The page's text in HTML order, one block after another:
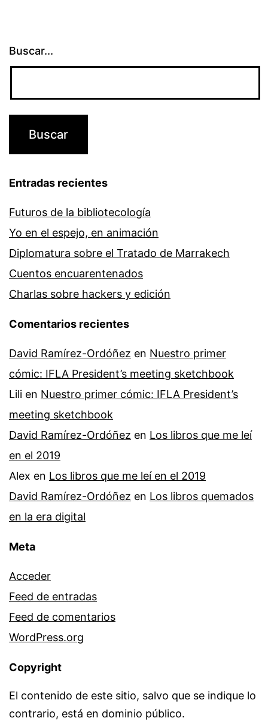
Buscar...
Entradas recientes
Futuros de la bibliotecología
Yo en el espejo, en animación
Diplomatura sobre el Tratado de Marrakech
Cuentos encuarentenados
Charlas sobre hackers y edición
Comentarios recientes
David Ramírez-Ordóñez en Nuestro primer
cómic: IFLA President’s meeting sketchbook
Lili en Nuestro primer cómic: IFLA President’s
meeting sketchbook
David Ramírez-Ordóñez en Los libros que me leí
en el 2019
Alex en Los libros que me leí en el 2019
David Ramírez-Ordóñez en Los libros quemados
en la era digital
Meta
Acceder
Feed de entradas
Feed de comentarios
WordPress.org
Copyright
El contenido de este sitio, salvo que se indique lo
contrario, está en dominio público.